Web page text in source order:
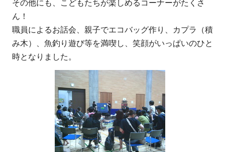
その他にも、こどもたちが楽しめるコーナーがたくさ
ん！
職員によるお話会、親子でエコバッグ作り、カプラ（積
み木）、魚釣り遊び等を満喫し、笑顔がいっぱいのひと
時となりました。